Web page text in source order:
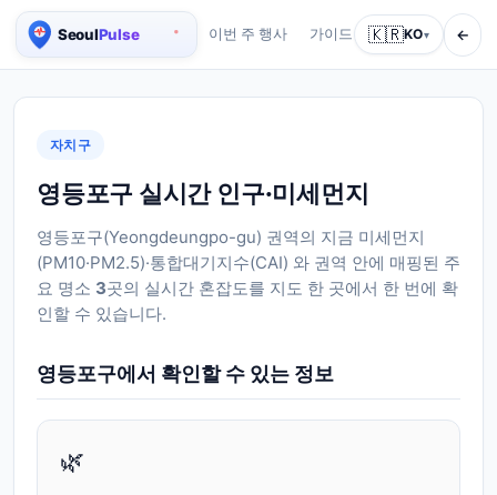
서울 실시간 인구 지도
이번 주 행사 가이드 회사 소개 서비
🇰🇷KO▾ ←
자치구
영등포구 실시간 인구·미세먼지
영등포구(Yeongdeungpo-gu) 권역의 지금 미세먼지
(PM10·PM2.5)·통합대기지수(CAI) 와 권역 안에 매핑된 주
요 명소 3곳의 실시간 혼잡도를 지도 한 곳에서 한 번에 확
인할 수 있습니다.
영등포구에서 확인할 수 있는 정보
🌿